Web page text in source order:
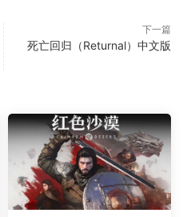
下一篇
死亡回归（Returnal）中文版